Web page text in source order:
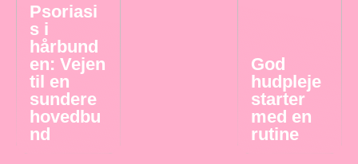
Psoriasi
s i
hårbund
en: Vejen
til en
sundere
hovedbu
nd
God
hudpleje
starter
med en
rutine